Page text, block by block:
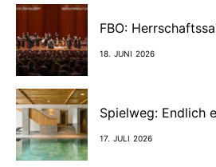
FBO:
18. JUNI 2026
Spielweg: Endlich
17. JULI 2026